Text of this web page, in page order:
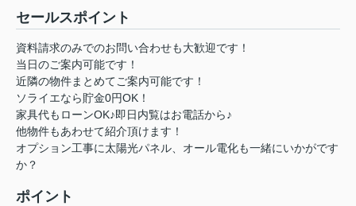
セールスポイント
資料請求のみでのお問い合わせも大歓迎です！
当日のご案内可能です！
近隣の物件まとめてご案内可能です！
ソライエなら貯金0円OK！
家具代もローンOK♪即日内覧はお電話から♪
他物件もあわせて紹介頂けます！
オプション工事に太陽光パネル、オール電化も一緒にいかがです
か？
ポイント